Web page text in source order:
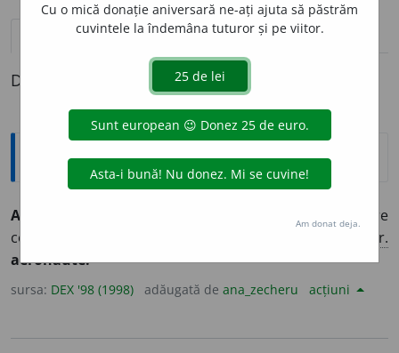
definiții (1)
Definiția cu ID-ul 1113:
Explicative DEX
AERONA
Persoană care
conduce un vehicul aerian. [
fr.
aéronaute.
sursa: DEX '98 (1998) adăugată de ana_zecheru acțiuni
Cu o mică donație aniversară ne-ați ajuta să păstrăm
cuvintele la îndemâna tuturor și pe viitor.
Am donat deja.